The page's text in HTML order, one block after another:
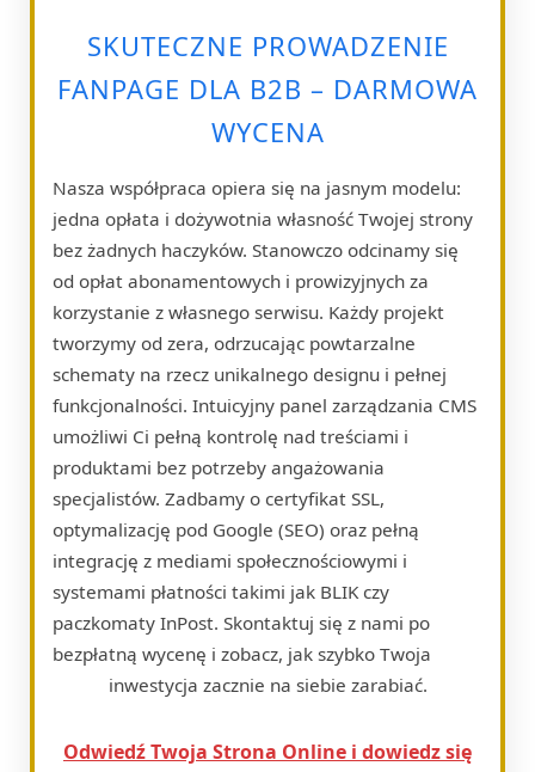
SKUTECZNE PROWADZENIE
FANPAGE DLA B2B – DARMOWA
WYCENA
Nasza współpraca opiera się na jasnym modelu:
jedna opłata i dożywotnia własność Twojej strony
bez żadnych haczyków. Stanowczo odcinamy się
od opłat abonamentowych i prowizyjnych za
korzystanie z własnego serwisu. Każdy projekt
tworzymy od zera, odrzucając powtarzalne
schematy na rzecz unikalnego designu i pełnej
funkcjonalności. Intuicyjny panel zarządzania CMS
umożliwi Ci pełną kontrolę nad treściami i
produktami bez potrzeby angażowania
specjalistów. Zadbamy o certyfikat SSL,
optymalizację pod Google (SEO) oraz pełną
integrację z mediami społecznościowymi i
systemami płatności takimi jak BLIK czy
paczkomaty InPost. Skontaktuj się z nami po
bezpłatną wycenę i zobacz, jak szybko Twoja
inwestycja zacznie na siebie zarabiać.
Odwiedź Twoja Strona Online i dowiedz się